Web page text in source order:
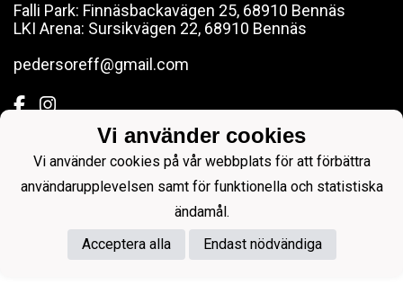
Falli Park: Finnäsbackavägen 25, 68910 Bennäs
LKI Arena: Sursikvägen 22, 68910 Bennäs
pedersoreff@gmail.com
Powered by
Vi använder cookies
Vi använder cookies på vår webbplats för att förbättra
användarupplevelsen samt för funktionella och statistiska
ändamål.
Acceptera alla
Endast nödvändiga